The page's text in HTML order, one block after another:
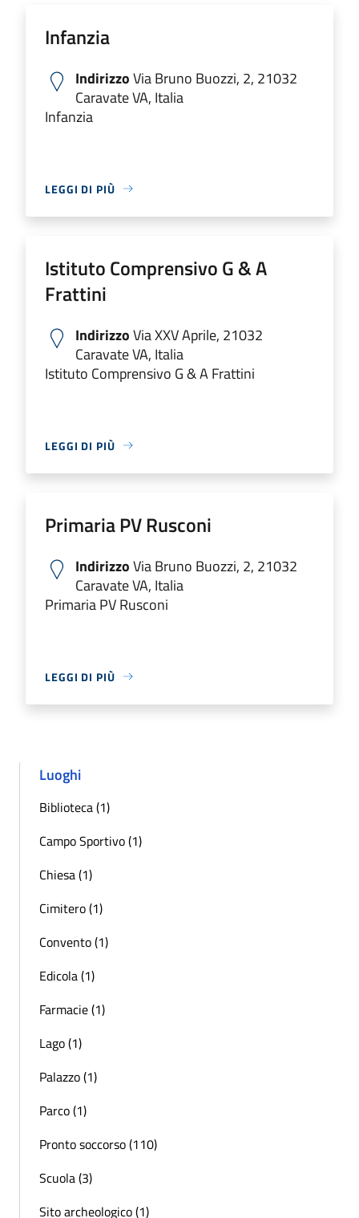
Infanzia
IndirizzoVia Bruno Buozzi, 2, 21032
Caravate VA, Italia
Infanzia
LEGGI DI PIÙ
Istituto Comprensivo G & A
Frattini
IndirizzoVia XXV Aprile, 21032
Caravate VA, Italia
Istituto Comprensivo G & A Frattini
LEGGI DI PIÙ
Primaria PV Rusconi
IndirizzoVia Bruno Buozzi, 2, 21032
Caravate VA, Italia
Primaria PV Rusconi
LEGGI DI PIÙ
Luoghi
Biblioteca (1)
Campo Sportivo (1)
Chiesa (1)
Cimitero (1)
Convento (1)
Edicola (1)
Farmacie (1)
Lago (1)
Palazzo (1)
Parco (1)
Pronto soccorso (110)
Scuola (3)
Sito archeologico (1)